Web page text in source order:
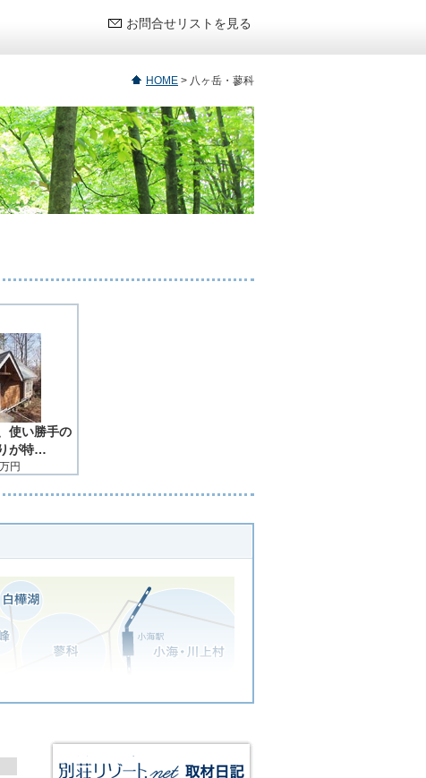
お問合せリストを見る
HOME > 八ヶ岳・蓼科
使い勝手の
が特…
円